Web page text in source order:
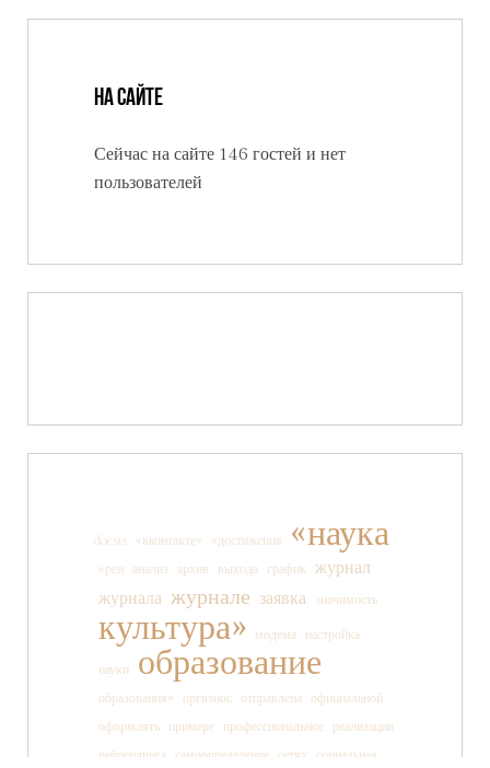
На сайте
Сейчас на сайте 146 гостей и нет
пользователей
docsis «вконтакте» «достижения «наука
«рен анализ архив выхода график
журнал
журнала журнале заявка значимость
культура» модема настройка
науки образование
образования» оргвзнос отправлена
официальной
оформлять
примере профессиональное
реализации
ребрендинга
самоопределение сетях
социальная